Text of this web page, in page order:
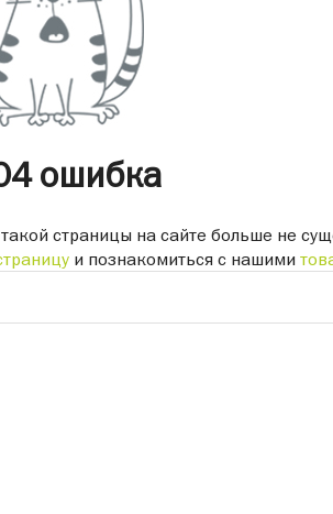
ошибка
страницы на сайте больше не
и познакомиться с нашими